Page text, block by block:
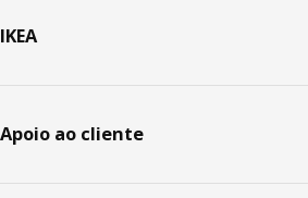
IKEA
Apoio ao cliente